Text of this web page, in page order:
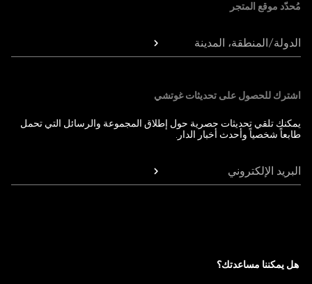
مُحدّد موقع المتجر
الدولة/المنطقة، المدينة
اشترك للحصول على تحديثات غوتشي
يمكنك تلقي تحديثات حصرية حول إطلاق المجموعة والرسائل التي تحمل
طابعاً شخصياً وأحدث أخبار الدار.
البريد الإلكتروني
هل يمكننا مساعدتك؟